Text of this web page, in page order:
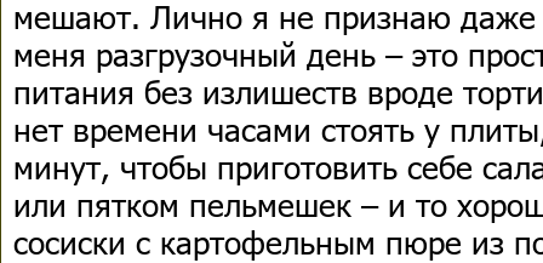
мешают. Лично я не признаю даже
меня разгрузочный день – это
питания без излишеств вроде
нет времени часами стоять у
минут, чтобы приготовить себе
или пятком пельмешек – и то
сосиски с картофельным пюре из